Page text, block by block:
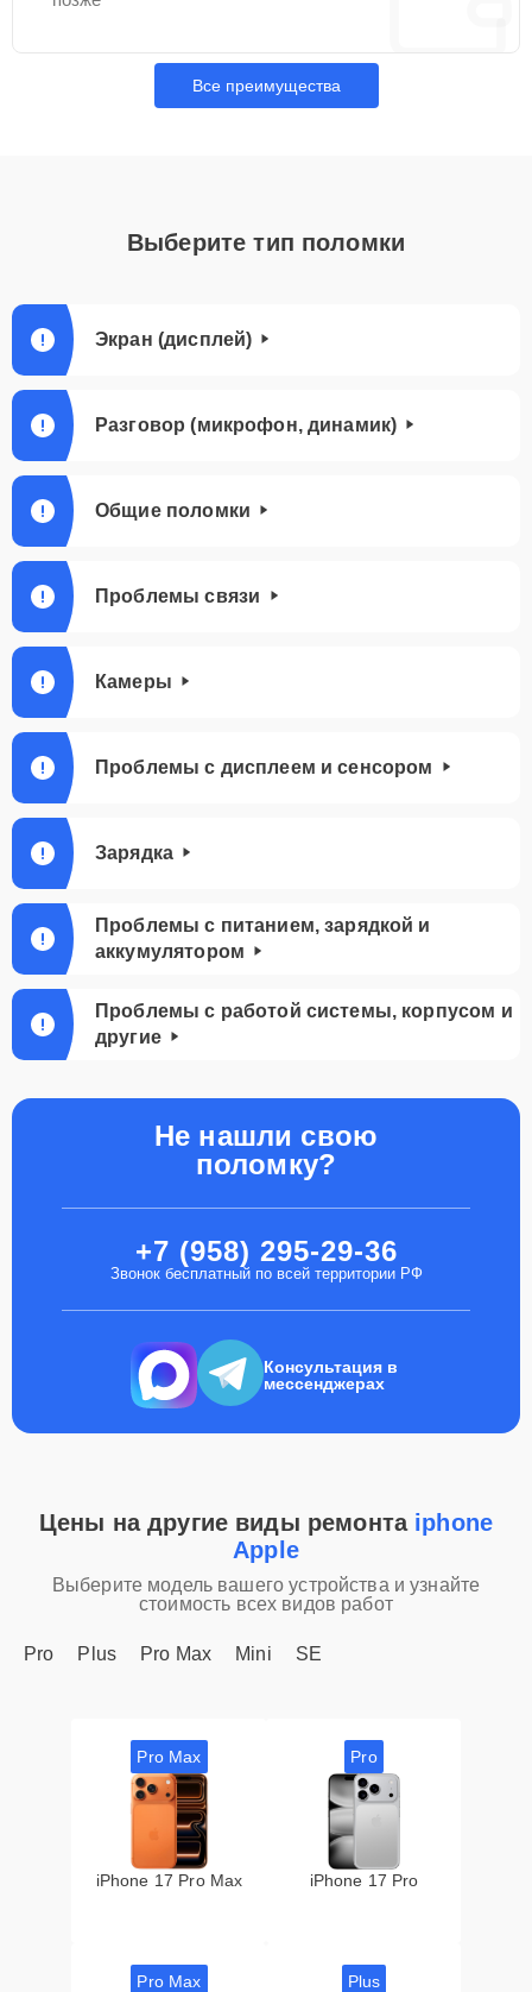
Все преимущества
Выберите тип поломки
Экран (дисплей)
Разговор (микрофон, динамик)
Общие поломки
Проблемы связи
Камеры
Проблемы с дисплеем и сенсором
Зарядка
Проблемы с питанием, зарядкой и
аккумулятором
Проблемы с работой системы, корпусом и
другие
Не нашли свою
поломку?
+7 (958) 295-29-36
Звонок бесплатный по всей территории РФ
Консультация в
мессенджерах
Цены на другие виды ремонта iphone
Apple
Выберите модель вашего устройства и узнайте
стоимость всех видов работ
Pro Plus Pro Max Mini SE
Pro Max
iPhone 17 Pro Max
Pro
iPhone 17 Pro
Pro Max Plus